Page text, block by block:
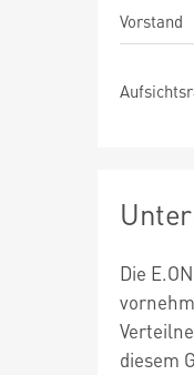
Vorstand
Die
diesem